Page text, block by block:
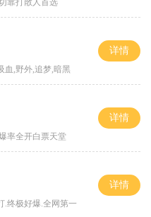
靠打散人首选
血,野外,追梦,暗黑
详情
率全开白票天堂
详情
.终极好爆.全网第一
详情